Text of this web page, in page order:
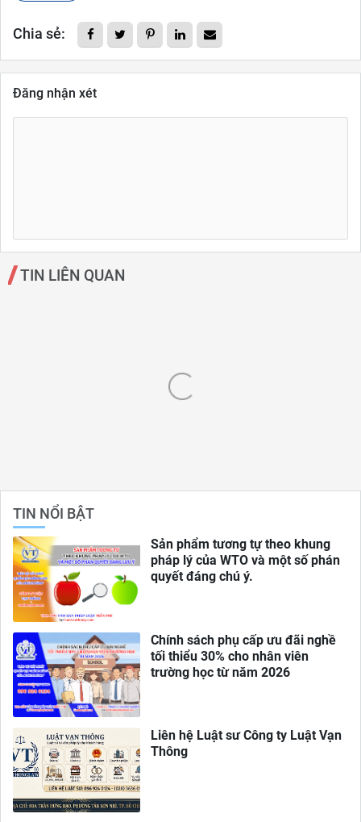
Chia sẻ:
Đăng nhận xét
TIN LIÊN QUAN
TIN NỔI BẬT
Sản phẩm tương tự theo khung
pháp lý của WTO và một số phán
quyết đáng chú ý.
Chính sách phụ cấp ưu đãi nghề
tối thiểu 30% cho nhân viên
trường học từ năm 2026
Liên hệ Luật sư Công ty Luật Vạn
Thông